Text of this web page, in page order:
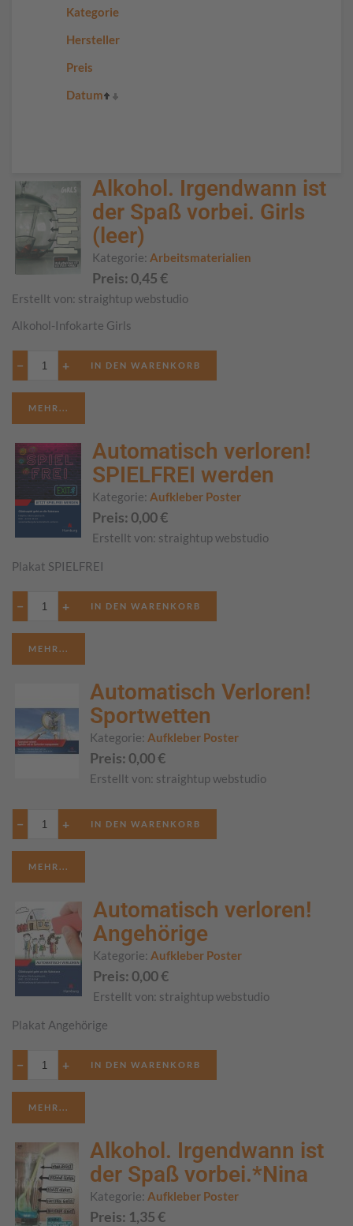
Kategorie
Hersteller
Preis
Datum
Alkohol. Irgendwann ist
der Spaß vorbei. Girls
(leer)
Kategorie: Arbeitsmaterialien
Preis: 0,45€
Erstellt von: straightup webstudio
Alkohol-Infokarte Girls
− +
MEHR...
Automatisch verloren!
SPIELFREI werden
Kategorie: Aufkleber Poster
Preis: 0,00€
Erstellt von: straightup webstudio
Plakat SPIELFREI
− +
MEHR...
Automatisch Verloren!
Sportwetten
Kategorie: Aufkleber Poster
Preis: 0,00€
Erstellt von: straightup webstudio
− +
MEHR...
Automatisch verloren!
Angehörige
Kategorie: Aufkleber Poster
Preis: 0,00€
Erstellt von: straightup webstudio
Plakat Angehörige
− +
MEHR...
Alkohol. Irgendwann ist
der Spaß vorbei.*Nina
Kategorie: Aufkleber Poster
Preis: 1,35€